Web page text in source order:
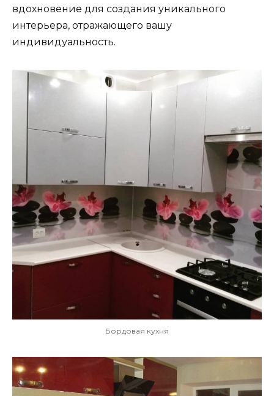
вдохновение для создания уникального
интерьера, отражающего вашу
индивидуальность.
Бордовая кухня